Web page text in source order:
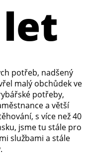
potřeb, nadšený
malý obchůdek ve
potřeby,
a větší
s více než 40
jsme tu stále pro
službami a stále